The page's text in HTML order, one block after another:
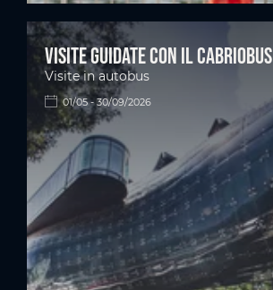
Visite guidate con il Cabriobus
Visite in autobus
01/05 - 30/09/2026